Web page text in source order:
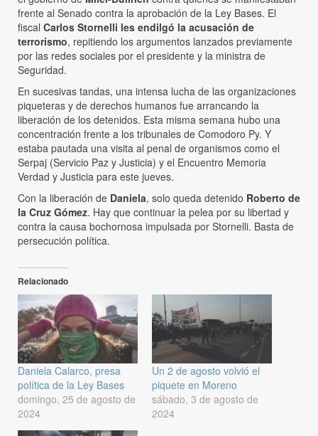
frente al Senado contra la aprobación de la Ley Bases. El
fiscal Carlos Stornelli les endilgó la acusación de
terrorismo, repitiendo los argumentos lanzados previamente
por las redes sociales por el presidente y la ministra de
Seguridad.
En sucesivas tandas, una intensa lucha de las organizaciones
piqueteras y de derechos humanos fue arrancando la
liberación de los detenidos. Esta misma semana hubo una
concentración frente a los tribunales de Comodoro Py. Y
estaba pautada una visita al penal de organismos como el
Serpaj (Servicio Paz y Justicia) y el Encuentro Memoria
Verdad y Justicia para este jueves.
Con la liberación de Daniela, solo queda detenido Roberto de
la Cruz Gómez. Hay que continuar la pelea por su libertad y
contra la causa bochornosa impulsada por Stornelli. Basta de
persecución política.
Relacionado
Daniela Calarco, presa
política de la Ley Bases
domingo, 25 de agosto de
2024
Un 2 de agosto volvió el
piquete en Moreno
sábado, 3 de agosto de
2024